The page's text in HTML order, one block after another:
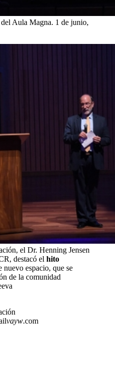
Aula Magna. 1 de junio,
el Dr. Henning Jensen
destacó el hito
nuevo espacio, que se
de la comunidad
vayw.com